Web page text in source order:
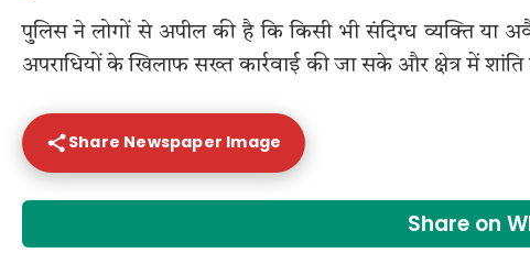
पुलिस ने लोगों से अपील की है कि किसी भी संदिग्ध व्यक्ति या
अपराधियों के खिलाफ सख्त कार्रवाई की जा सके और क्षेत्र में
Share Newspaper Image
Share on